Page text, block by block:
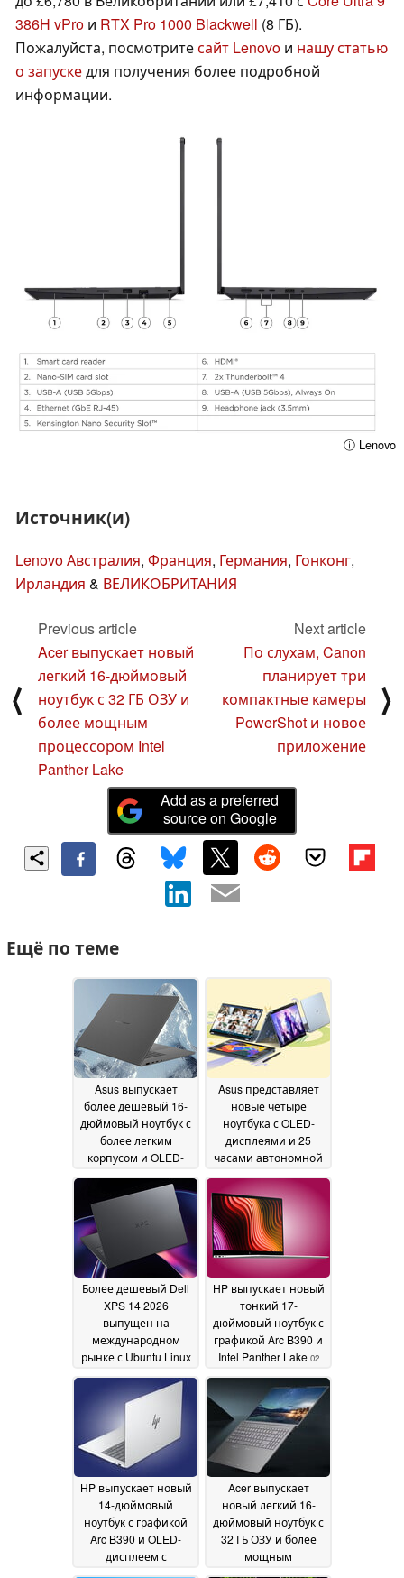
386H vPro и RTX Pro 1000 Blackwell (8 ГБ).
Пожалуйста, посмотритесайт Lenovo и нашу статью
о запускедля получения более подробной
информации.
ⓘ Lenovo
Источник(и)
Lenovo Австралия, Франция, Германия, Гонконг,
Ирландия & ВЕЛИКОБРИТАНИЯ
⟨
Previous article
Acer выпускает новый
легкий 16-дюймовый
ноутбук с 32 ГБ ОЗУ и
более мощным
процессором Intel
Panther Lake
Next article
По слухам, Canon
планирует три
компактные камеры
PowerShot и новое
приложение
⟩
Add as a preferred
source on Google
Ещё по теме
Asus выпускает
более дешевый 16-
дюймовый ноутбук с
более легким
корпусом и OLED-
03 June 2026
Asus представляет
новые четыре
ноутбука с OLED-
дисплеями и 25
часами автономной
03 June 2026
Более дешевый Dell
XPS 14 2026
выпущен на
международном
рынке с Ubuntu Linux
02 June
2026
HP выпускает новый
тонкий 17-
дюймовый ноутбук с
графикой Arc B390 и
Intel Panther Lake 02
June 2026
HP выпускает новый
14-дюймовый
ноутбук с графикой
Arc B390 и OLED-
дисплеем с
Acer выпускает
новый легкий 16-
дюймовый ноутбук с
32 ГБ ОЗУ и более
мощным